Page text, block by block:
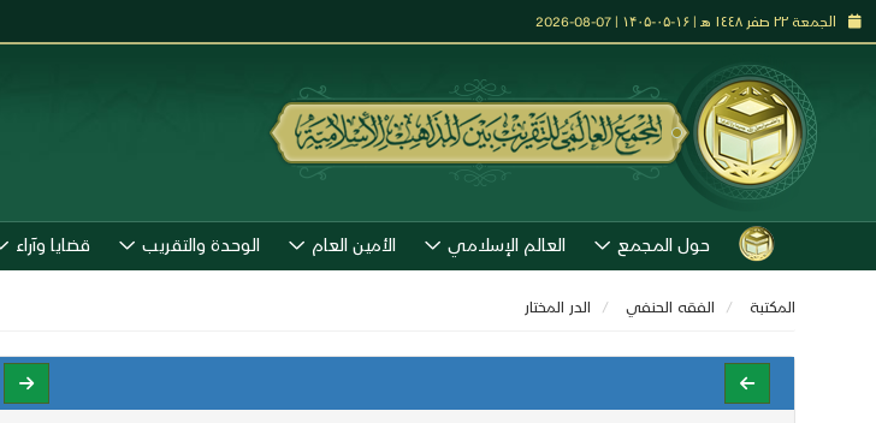
الجمعة ٢٢ صفر ١٤٤٨ هـ | ۱۶-۰۵-۱۴۰۵ | 07-08-2026
حول المجمع العالم الإسلامي الأمين العام الوحدة والتقريب قضايا وآراء
المكتبة الفقه الحنفي الدر المختار